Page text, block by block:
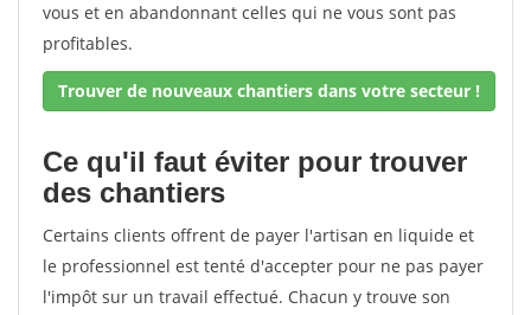
vous et en abandonnant celles qui ne vous sont pas
profitables.
Trouver de nouveaux chantiers dans votre secteur !
Ce qu'il faut éviter pour trouver
des chantiers
Certains clients offrent de payer l'artisan en liquide et
le professionnel est tenté d'accepter pour ne pas payer
l'impôt sur un travail effectué. Chacun y trouve son